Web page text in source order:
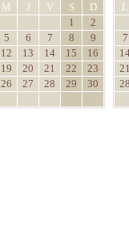
M J V S
D
1
2
5 6 7 8
9
12 13 14 15
16
19 20 21 22
23
26 27 28 29
30
L
7